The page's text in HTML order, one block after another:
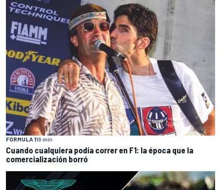
FÓRMULA 119 min
Cuando cualquiera podía correr en F1: la época que la
comercialización borró